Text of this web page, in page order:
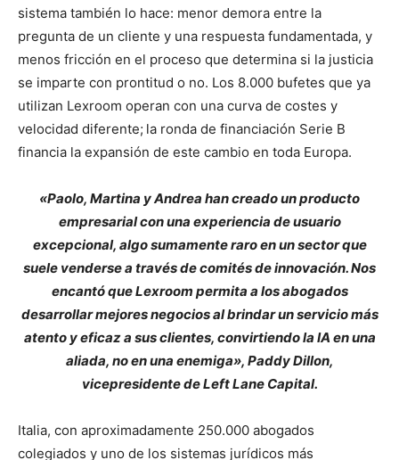
sistema también lo hace: menor demora entre la
pregunta de un cliente y una respuesta fundamentada, y
menos fricción en el proceso que determina si la justicia
se imparte con prontitud o no. Los 8.000 bufetes que ya
utilizan Lexroom operan con una curva de costes y
velocidad diferente; la ronda de financiación Serie B
financia la expansión de este cambio en toda Europa.
«Paolo, Martina y Andrea han creado un producto
empresarial con una experiencia de usuario
excepcional, algo sumamente raro en un sector que
suele venderse a través de comités de innovación. Nos
encantó que Lexroom permita a los abogados
desarrollar mejores negocios al brindar un servicio más
atento y eficaz a sus clientes, convirtiendo la IA en una
aliada, no en una enemiga», Paddy Dillon,
vicepresidente de Left Lane Capital.
Italia, con aproximadamente 250.000 abogados
colegiados y uno de los sistemas jurídicos más